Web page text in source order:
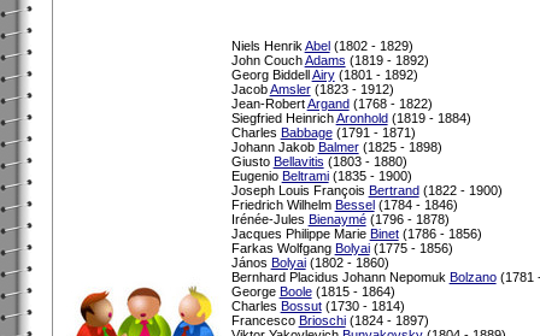
Niels Henrik Abel(1802 - 1829)
John CouchAdams (1819 - 1892)
Georg BiddellAiry(1801 - 1892)
JacobAmsler(1823 - 1912)
Jean-RobertArgand(1768 - 1822)
Siegfried HeinrichAronhold(1819 - 1884)
Charles Babbage(1791 - 1871)
Johann Jakob Balmer(1825 - 1898)
Giusto Bellavitis (1803 - 1880)
Eugenio Beltrami(1835 - 1900)
Joseph Louis François Bertrand(1822 - 1900)
Friedrich Wilhelm Bessel(1784 - 1846)
Irénée-Jules Bienaymé(1796 - 1878)
Jacques Philippe Marie Binet(1786 - 1856)
Farkas Wolfgang Bolyai(1775 - 1856)
János Bolyai(1802 - 1860)
Bernhard Placidus Johann Nepomuk Bolzano(1781
George Boole(1815 - 1864)
Charles Bossut(1730 - 1814)
Francesco Brioschi(1824 - 1897)